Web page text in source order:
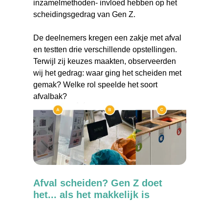
inzamelmethoden- invloed hebben op het
scheidingsgedrag van Gen Z.
De deelnemers kregen een zakje met afval
en testten drie verschillende opstellingen.
Terwijl zij keuzes maakten, observeerden
wij het gedrag: waar ging het scheiden met
gemak? Welke rol speelde het soort
afvalbak?
Afval scheiden? Gen Z doet
het... als het makkelijk is